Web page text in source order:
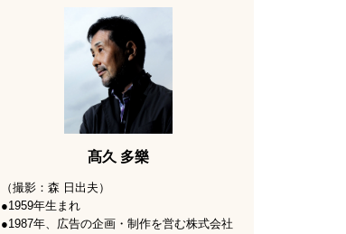
髙久 多樂
（撮影：森 日出夫）
●1959年生まれ
●1987年、広告の企画・制作を営む株式会社